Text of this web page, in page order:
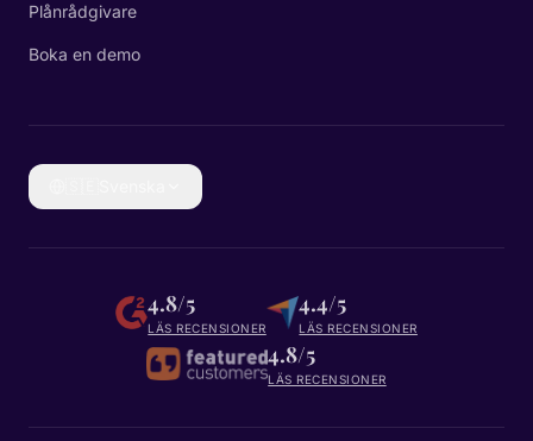
Plånrådgivare
Boka en demo
4.8/5
LÄS RECENSIONER
4.4/5
LÄS RECENSIONER
4.8/5
LÄS RECENSIONER